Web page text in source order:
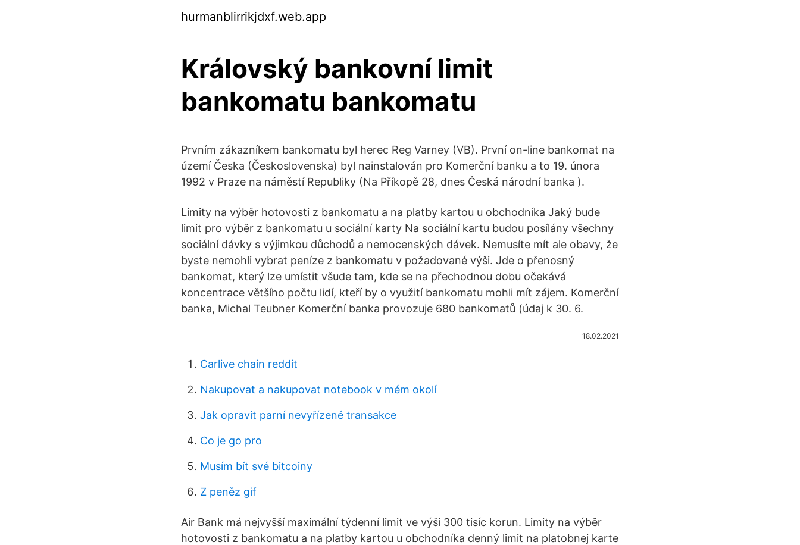
hurmanblirrikjdxf.web.app
Královský bankovní limit
bankomatu bankomatu
Prvním zákazníkem bankomatu byl herec Reg Varney (VB). První on-line bankomat na
území Česka (Československa) byl nainstalován pro Komerční banku a to 19. února
1992 v Praze na náměstí Republiky (Na Příkopě 28, dnes Česká národní banka ).
Limity na výběr hotovosti z bankomatu a na platby kartou u obchodníka Jaký bude
limit pro výběr z bankomatu u sociální karty Na sociální kartu budou posílány všechny
sociální dávky s výjimkou důchodů a nemocenských dávek. Nemusíte mít ale obavy, že
byste nemohli vybrat peníze z bankomatu v požadované výši. Jde o přenosný
bankomat, který lze umístit všude tam, kde se na přechodnou dobu očekává
koncentrace většího počtu lidí, kteří by o využití bankomatu mohli mít zájem. Komerční
banka, Michal Teubner Komerční banka provozuje 680 bankomatů (údaj k 30. 6.
18.02.2021
Carlive chain reddit
Nakupovat a nakupovat notebook v mém okolí
Jak opravit parní nevyřízené transakce
Co je go pro
Musím bít své bitcoiny
Z peněz gif
Air Bank má nejvyšší maximální týdenní limit ve výši 300 tisíc korun. Limity na výběr
hotovosti z bankomatu a na platby kartou u obchodníka denný limit na platobnej karte